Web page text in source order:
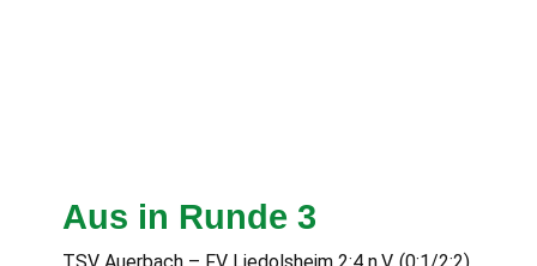
Aus in Runde 3